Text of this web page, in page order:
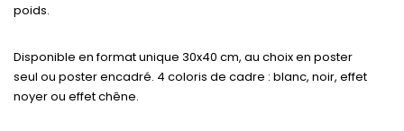
poids.
Disponible enformat unique 30x40 cm, au choix en poster
seul ou poster encadré. 4 coloris de cadre : blanc, noir, effet
noyerou effet chêne.